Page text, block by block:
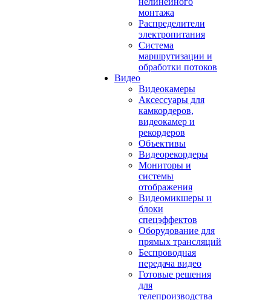
монтажа
Распределители
электропитания
Система
маршрутизации и
обработки потоков
Видео
Видеокамеры
Аксессуары для
камкордеров,
видеокамер и
рекордеров
Объективы
Видеорекордеры
Мониторы и
системы
отображения
Видеомикшеры и
блоки
спецэффектов
Оборудование для
прямых трансляций
Беспроводная
передача видео
Готовые решения
для
телепроизводства